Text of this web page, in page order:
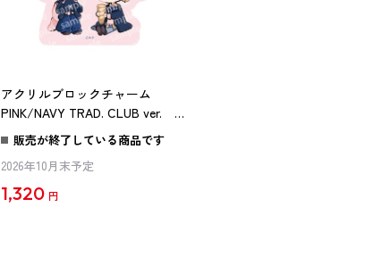
アクリルブロックチャーム
PINK/NAVY TRAD. CLUB ver. 君
には届かない。
販売が終了している商品です
2026年10月末予定
1,320 円